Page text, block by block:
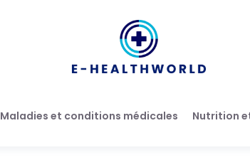
Maladies et conditions médicales Nutrition